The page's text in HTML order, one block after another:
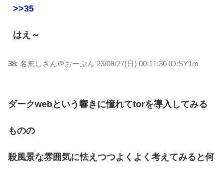
>>35
はえ～
38: 名無しさん＠おーぷん 23/08/27(日) 00:11:36 ID:SY1m
ダークwebという響きに憧れてtorを導入してみる
ものの
殺風景な雰囲気に怯えつつよくよく考えてみると何